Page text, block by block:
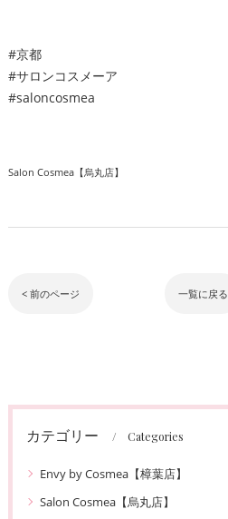
#京都
#サロンコスメーア
#saloncosmea
Salon Cosmea【烏丸店】
< 前のページ 一覧に戻る
カテゴリー Categories
Envy by Cosmea【樟葉店】
Salon Cosmea【烏丸店】